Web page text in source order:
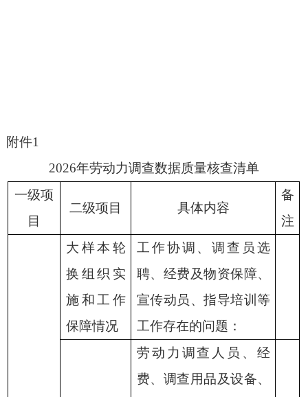
附件1
2026年劳动力调查数据质量核查清单
一级项
目
二级项目 具体内容
备
注
大样本轮
换组织实
施和工作
保障情况
工作协调、调查员选
聘、经费及物资保障、
宣传动员、指导培训等
工作存在的问题：
劳动力调查人员、经
费、调查用品及设备、